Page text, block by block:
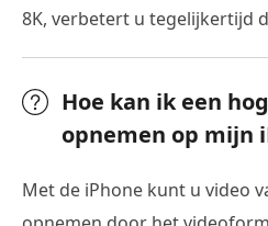
8K, verbetert u tegelijkertijd
Hoe kan ik een
opnemen op mijn
Met de iPhone kunt u video